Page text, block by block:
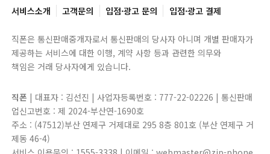
서비스소개 고객문의 입점·광고 문의 입점·광고 결제
직폰은 통신판매중개자로서 통신판매의 당사자 아니며 개별 판매자가
제공하는 서비스에 대한 이행, 계약 사항 등과 관련한 의무와
책임은 거래 당사자에게 있습니다.
직폰 | 대표자 : 김선진 | 사업자등록번호 : 777-22-02226 | 통신판매
업신고번호 : 제 2024-부산연-1690호
주소 : (47512)부산 연제구 거제대로 295 8층 801호 (부산 연제구 거
제동 46-4)